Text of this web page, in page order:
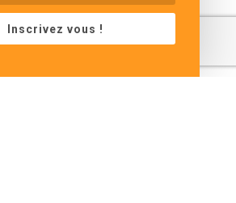
Contacts
Inscrivez vous !